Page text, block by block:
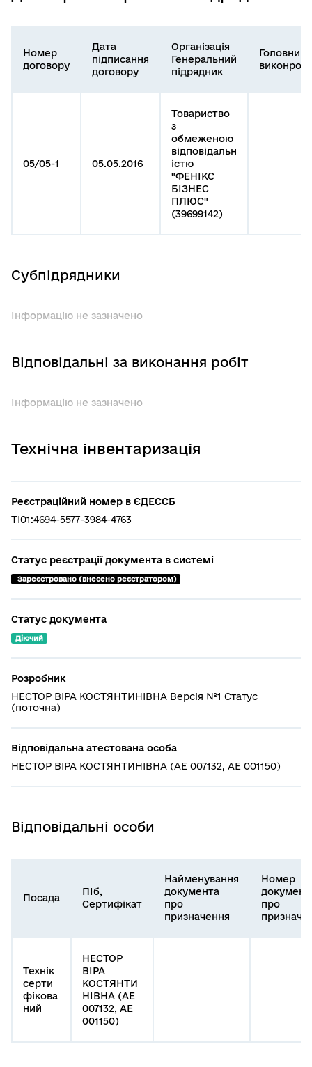
Номер
договору
Дата
підписання
договору
Організація
Генеральний
підрядник
Головний
виконроб
05/05-1 05.05.2016
Товариство
з
обмеженою
відповідальн
істю
"ФЕНІКС
БІЗНЕС
ПЛЮС"
(39699142)
Субпідрядники
Інформацію не зазначено
Відповідальні за виконання робіт
Інформацію не зазначено
Технічна інвентаризація
Реєстраційний номер в ЄДЕССБ
TI01:4694-5577-3984-4763
Статус реєстрації документа в системі
Зареєстровано (внесено реєстратором)
Статус документа
Діючий
Розробник
НЕСТОР ВІРА КОСТЯНТИНІВНА Версія №1 Статус
(поточна)
Відповідальна атестована особа
НЕСТОР ВІРА КОСТЯНТИНІВНА (АЕ 007132, АЕ 001150)
Відповідальні особи
Посада
ПІб,
Сертифікат
Найменування
документа
про
призначення
Номер
про
Технік
серти
фікова
ний
НЕСТОР
ВІРА
КОСТЯНТИ
НІВНА (АЕ
007132, АЕ
001150)